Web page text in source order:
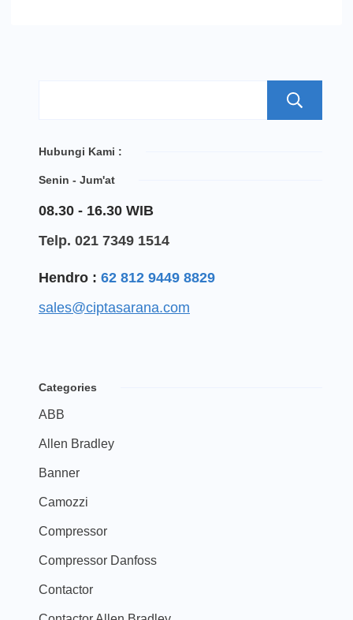
Hubungi Kami :
Senin - Jum'at
08.30 - 16.30 WIB
Telp. 021 7349 1514
Hendro : 62 812 9449 8829
sales@ciptasarana.com
Categories
ABB
Allen Bradley
Banner
Camozzi
Compressor
Compressor Danfoss
Contactor